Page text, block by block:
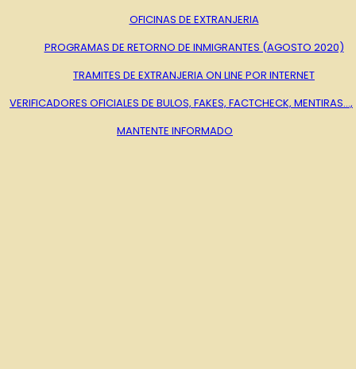
OFICINAS DE EXTRANJERIA
PROGRAMAS DE RETORNO DE INMIGRANTES (AGOSTO 2020)
TRAMITES DE EXTRANJERIA ON LINE POR INTERNET
VERIFICADORES OFICIALES DE BULOS, FAKES, FACTCHECK, MENTIRAS…,
MANTENTE INFORMADO